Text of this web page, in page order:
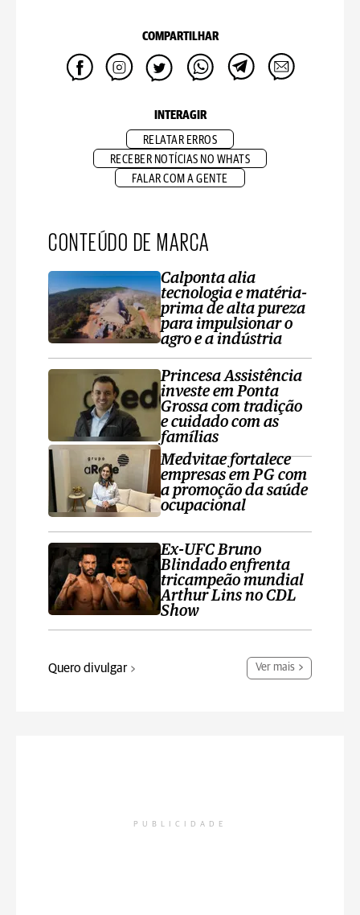
COMPARTILHAR
INTERAGIR
RELATAR ERROS
RECEBER NOTÍCIAS NO WHATS
FALAR COM A GENTE
CONTEÚDO DE MARCA
Calponta alia
tecnologia e matéria-
prima de alta pureza
para impulsionar o
agro e a indústria
Princesa Assistência
investe em Ponta
Grossa com tradição
e cuidado com as
famílias
Medvitae fortalece
empresas em PG com
a promoção da saúde
ocupacional
Ex-UFC Bruno
Blindado enfrenta
tricampeão mundial
Arthur Lins no CDL
Show
Quero divulgar Ver mais
PUBLICIDADE